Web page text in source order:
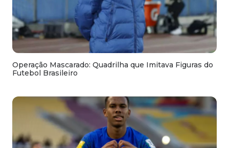
Operação Mascarado: Quadrilha que Imitava Figuras do
Futebol Brasileiro